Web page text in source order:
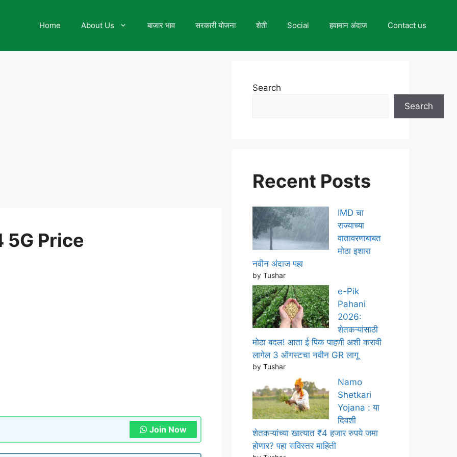
Home About Us बाजार भाव सरकारी योजना शेती Social हवामान अंदाज Contact us
5G Price
Join Now
Search
Search
Recent Posts
IMD चा
राज्याच्या
वातावरणाबाबत
मोठा इशारा
नवीन अंदाज पहा
by Tushar
e-Pik
Pahani
2026:
शेतकऱ्यांसाठी
मोठा बदल! आता ई पिक पाहणी अशी करावी
लागेल 3 ऑगस्टचा नवीन GR लागू
by Tushar
Namo
Shetkari
Yojana : या
दिवशी
शेतकऱ्यांच्या खात्यात ₹4 हजार रुपये जमा
होणार? पहा सविस्तर माहिती